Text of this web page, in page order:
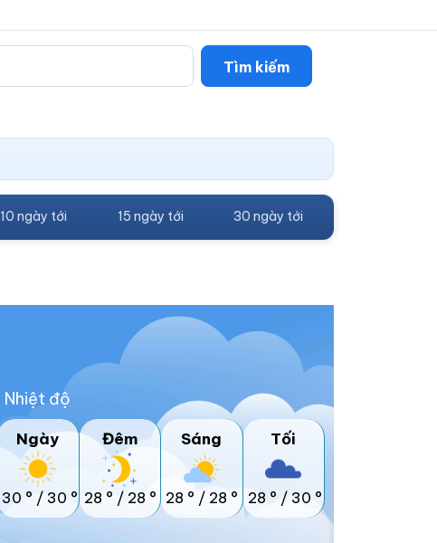
Tìm kiếm
10 ngày tới 15 ngày tới 30 ngày tới
Nhiệt độ
Ngày
30 ° / 30 °
Đêm
28 ° / 28 °
Sáng
28 ° / 28 °
Tối
28 ° / 30 °